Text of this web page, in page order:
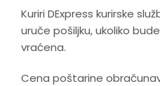
Kuriri DExpress kurirske
uruče pošiljku, ukoliko
vraćena.
Cena poštarine